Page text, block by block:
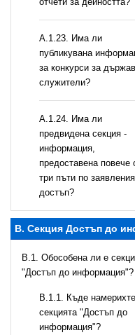
А.1.23. Има ли
публикувана
за конкурси за
служители?
А.1.24. Има ли
предвидена секция -
информация,
предоставена повече
три пъти по
достъп?
B. Секция Достъп до
В.1. Обособена ли е
"Достъп до информация"?
В.1.1. Къде намерихте
секцията "Достъп до
информация"?